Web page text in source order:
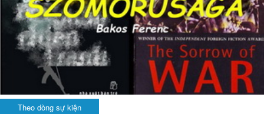
Theo dòng sự kiện